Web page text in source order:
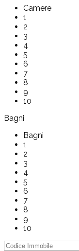
Camere
1
2
3
4
5
6
7
8
9
10
Bagni
Bagni
1
2
3
4
5
6
7
8
9
10